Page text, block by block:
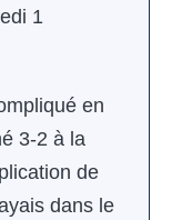
1
en
3-2 à la
de
dans le